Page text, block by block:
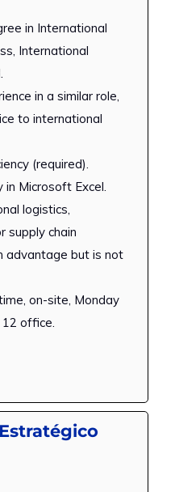
in International
International
in a similar role,
to international
(required).
Microsoft Excel.
logistics,
supply chain
advantage but is not
on-site, Monday
office.